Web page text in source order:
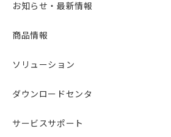
お知らせ・最新情報
商品情報
ソリューション
ダウンロードセンタ
サービスサポート